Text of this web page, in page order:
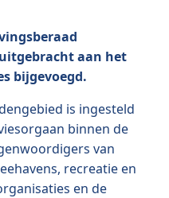
aan het
bijgevoegd.
is ingesteld
binnen de
van
recreatie en
en de